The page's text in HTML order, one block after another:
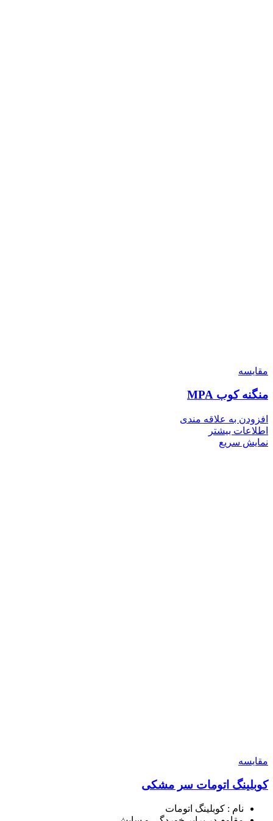
مقايسه
منگنه کوب MPA
افزودن به علاقه مندی
اطلاعات بیشتر
نمایش سریع
مقايسه
کوبلینگ اتومات سر مشکی
نام : کوبلینگ اتومات